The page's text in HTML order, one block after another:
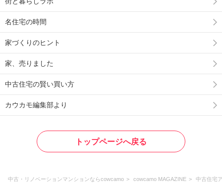
名住宅の時間
家づくりのヒント
家、売りました
中古住宅の賢い買い方
カウカモ編集部より
トップページへ戻る
中古・リノベーションマンションならcowcamo cowcamo MAGAZINE 中古住宅